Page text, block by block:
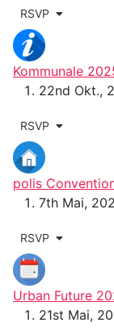
RSVP
Kommunale
22nd Okt.,
RSVP
polis
7th Mai,
RSVP
Urban Future
21st Mai,